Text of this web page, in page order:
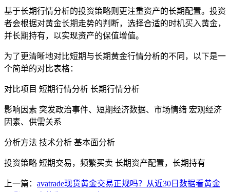
基于长期行情分析的投资策略则更注重资产的长期配置。投资
者会根据对黄金长期走势的判断，选择合适的时机买入黄金，
并长期持有，以实现资产的保值增值。
为了更清晰地对比短期与长期黄金行情分析的不同，以下是一
个简单的对比表格：
对比项目 短期行情分析 长期行情分析
影响因素 突发政治事件、短期经济数据、市场情绪 宏观经济
因素、供需关系
分析方法 技术分析 基本面分析
投资策略 短期交易，频繁买卖 长期资产配置，长期持有
上一篇： avatrade现货黄金交易正规吗？从近30日数据看黄金